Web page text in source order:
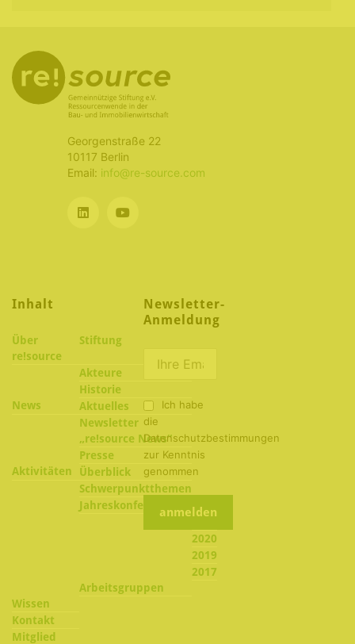
Georgenstraße 22
10117 Berlin
Email: info@re-source.com
Inhalt
Über
re!source
Stiftung
Akteure
Historie
News
Aktuelles
Newsletter
„re!source News“
Presse
Aktivitäten
Überblick
Schwerpunktthemen
Jahreskonferenzen
2022
2020
2019
2017
Arbeitsgruppen
Wissen
Kontakt
Mitglied
Newsletter-
Anmeldung
Ich habe
die
Datenschutzbestimmungen
zur Kenntnis
genommen